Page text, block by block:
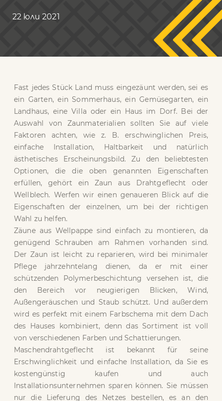
22 юли 2021
Fast jedes Stück Land muss eingezäunt werden, sei es
ein Garten, ein Sommerhaus, ein Gemüsegarten, ein
Landhaus, eine Villa oder ein Haus im Dorf. Bei der
Auswahl von Zaunmaterialien sollten Sie auf viele
Faktoren achten, wie z. B. erschwinglichen Preis,
einfache Installation, Haltbarkeit und natürlich
ästhetisches Erscheinungsbild. Zu den beliebtesten
Optionen, die die oben genannten Eigenschaften
erfüllen, gehört ein Zaun aus Drahtgeflecht oder
Wellblech. Werfen wir einen genaueren Blick auf die
Eigenschaften der einzelnen, um bei der richtigen
Wahl zu helfen.
Zäune aus Wellpappe sind einfach zu montieren, da
genügend Schrauben am Rahmen vorhanden sind.
Der Zaun ist leicht zu reparieren, wird bei minimaler
Pflege jahrzehntelang dienen, da er mit einer
schützenden Polymerbeschichtung versehen ist, die
den Bereich vor neugierigen Blicken, Wind,
Außengeräuschen und Staub schützt. Und außerdem
wird es perfekt mit einem Farbschema mit dem Dach
des Hauses kombiniert, denn das Sortiment ist voll
von verschiedenen Farben und Schattierungen.
Maschendrahtgeflecht ist bekannt für seine
Erschwinglichkeit und einfache Installation, da Sie es
kostengünstig kaufen und auch
Installationsunternehmen sparen können. Sie müssen
nur die Lieferung des Netzes bestellen, es an den